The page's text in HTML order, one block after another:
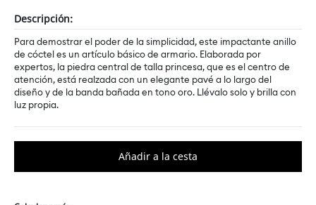
Descripción:
Para demostrar el poder de la simplicidad, este impactante anillo
de cóctel es un artículo básico de armario. Elaborada por
expertos, la piedra central de talla princesa, que es el centro de
atención, está realzada con un elegante pavé a lo largo del
diseño y de la banda bañada en tono oro. Llévalo solo y brilla con
luz propia.